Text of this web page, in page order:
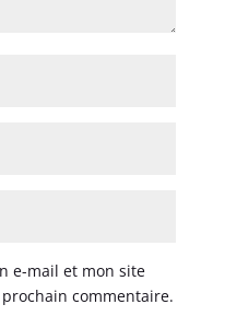
e-mail et mon site
commentaire.